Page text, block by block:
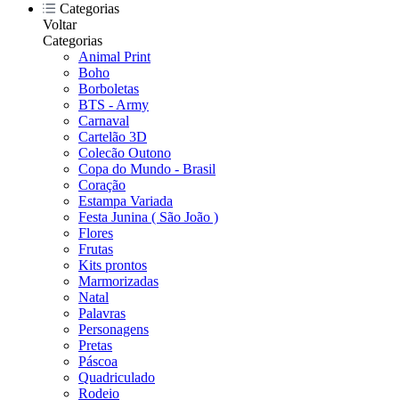
Categorias
Voltar
Categorias
Animal Print
Boho
Borboletas
BTS - Army
Carnaval
Cartelão 3D
Colecão Outono
Copa do Mundo - Brasil
Coração
Estampa Variada
Festa Junina ( São João )
Flores
Frutas
Kits prontos
Marmorizadas
Natal
Palavras
Personagens
Pretas
Páscoa
Quadriculado
Rodeio